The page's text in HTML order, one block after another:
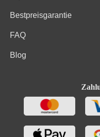
Bestpreisgarantie
FAQ
Blog